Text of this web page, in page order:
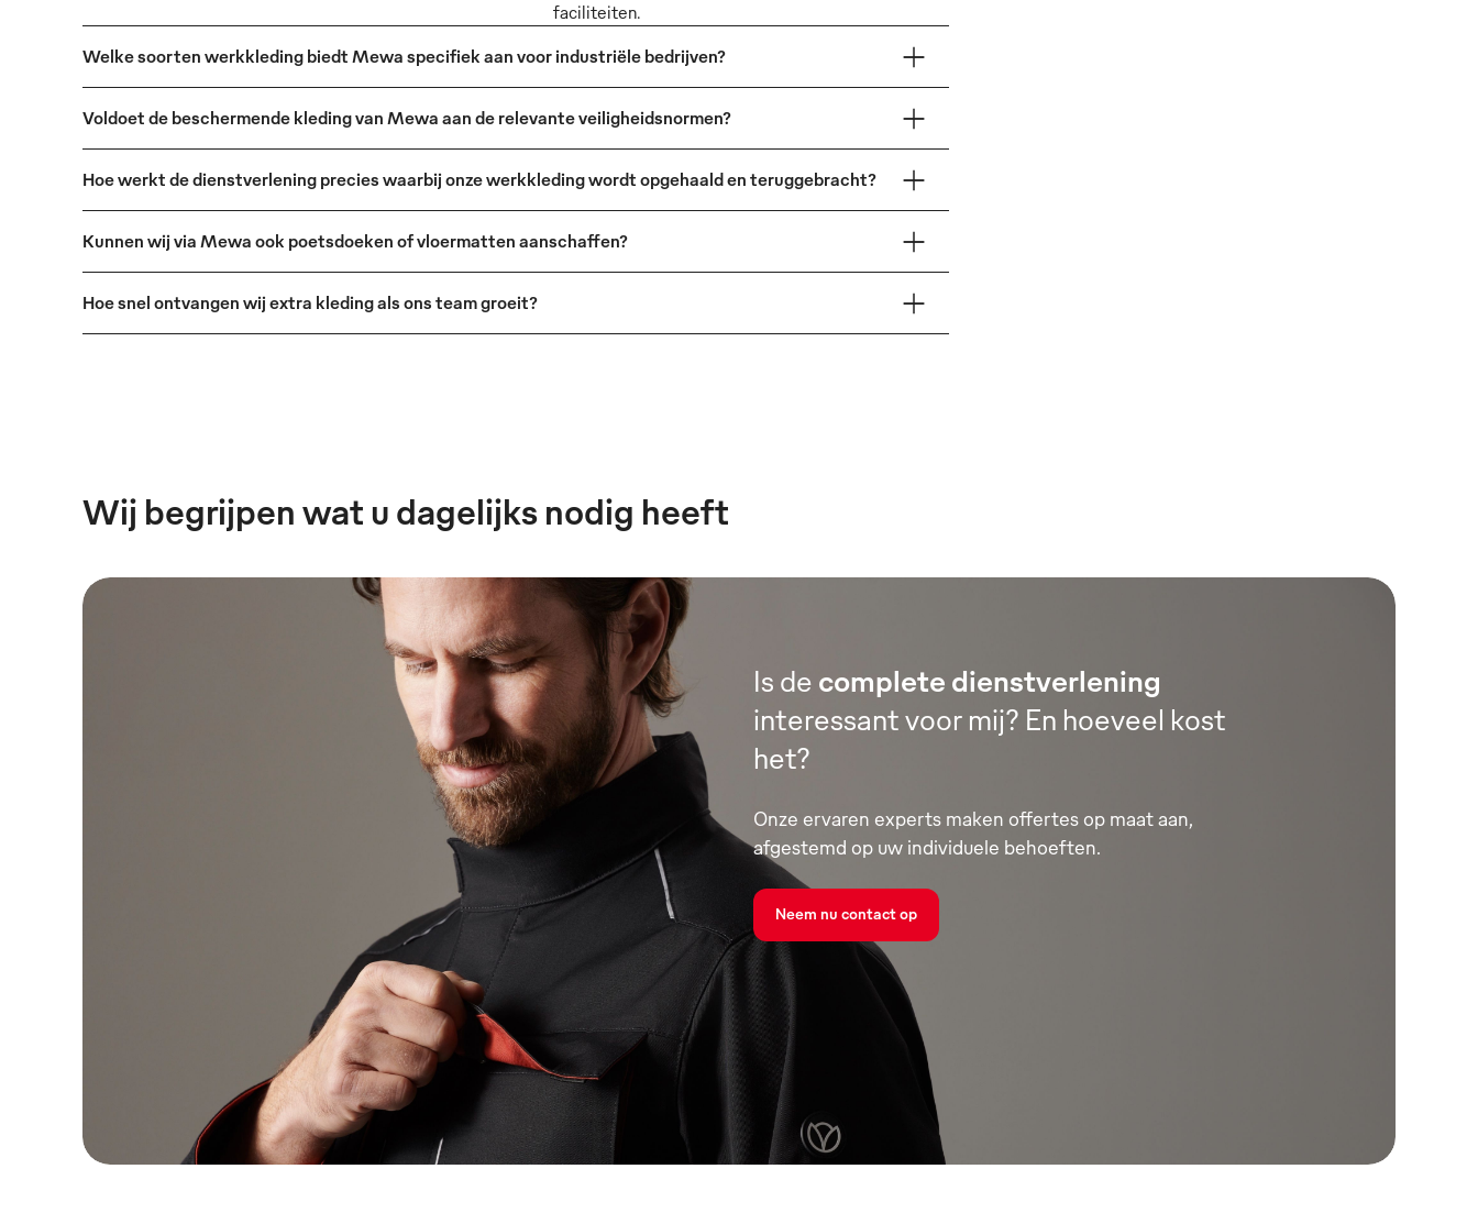
faciliteiten.
Welke soorten werkkleding biedt Mewa specifiek aan voor industriële bedrijven?
Voldoet de beschermende kleding van Mewa aan de relevante veiligheidsnormen?
Hoe werkt de dienstverlening precies waarbij onze werkkleding wordt opgehaald en teruggebracht?
Kunnen wij via Mewa ook poetsdoeken of vloermatten aanschaffen?
Hoe snel ontvangen wij extra kleding als ons team groeit?
Wij begrijpen wat u dagelijks nodig heeft
Is de complete dienstverlening
interessant voor mij? En hoeveel kost
het?
Onze ervaren experts maken offertes op maat aan,
afgestemd op uw individuele behoeften.
Neem nu contact op